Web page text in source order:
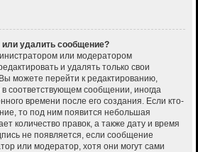
или удалить сообщение?
или модератором
и удалять только свои
можете перейти к редактированию,
в соответствующем сообщении, иногда
времени после его создания. Если кто-
то под ним появится небольшая
количество правок, а также дату и время
не появляется, если сообщение
или модератор, хотя они могут сами